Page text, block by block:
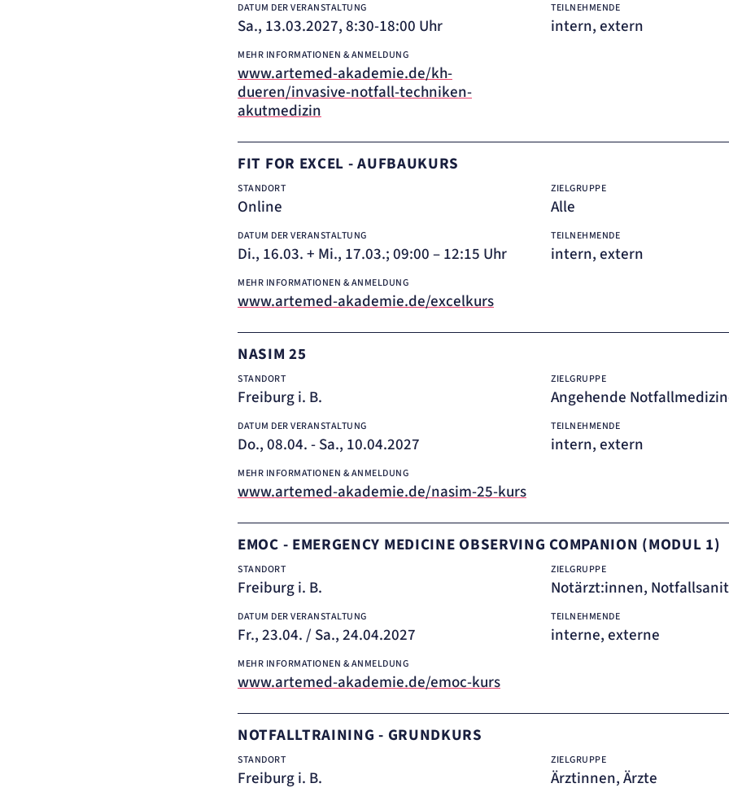
DATUM DER VERANSTALTUNG
Sa., 13.03.2027, 8:30-18:00 Uhr
TEILNEHMENDE
intern, extern
MEHR INFORMATIONEN & ANMELDUNG
www.artemed-akademie.de/kh-
dueren/invasive-notfall-techniken-
akutmedizin
FIT FOR EXCEL - AUFBAUKURS
STANDORT
Online
ZIELGRUPPE
Alle
DATUM DER VERANSTALTUNG
Di., 16.03. + Mi., 17.03.; 09:00 – 12:15 Uhr
TEILNEHMENDE
intern, extern
MEHR INFORMATIONEN & ANMELDUNG
www.artemed-akademie.de/excelkurs
NASIM 25
STANDORT
Freiburg i. B.
ZIELGRUPPE
Angehende
DATUM DER VERANSTALTUNG
Do., 08.04. - Sa., 10.04.2027
TEILNEHMENDE
intern, extern
MEHR INFORMATIONEN & ANMELDUNG
www.artemed-akademie.de/nasim-25-kurs
EMOC - EMERGENCY MEDICINE OBSERVING COMPANION (MODUL 1)
STANDORT
Freiburg i. B.
ZIELGRUPPE
Notärzt:innen,
DATUM DER VERANSTALTUNG
Fr., 23.04. / Sa., 24.04.2027
TEILNEHMENDE
interne, externe
MEHR INFORMATIONEN & ANMELDUNG
www.artemed-akademie.de/emoc-kurs
NOTFALLTRAINING - GRUNDKURS
STANDORT
Freiburg i. B.
ZIELGRUPPE
Ärztinnen, Ärzte